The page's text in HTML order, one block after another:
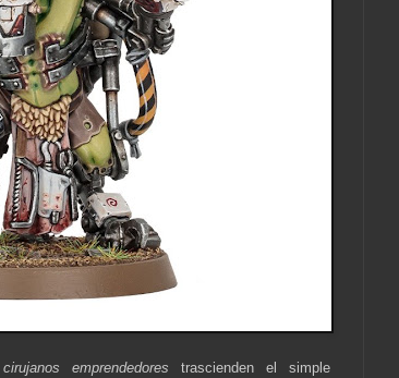
cirujanos emprendedores trascienden el simple